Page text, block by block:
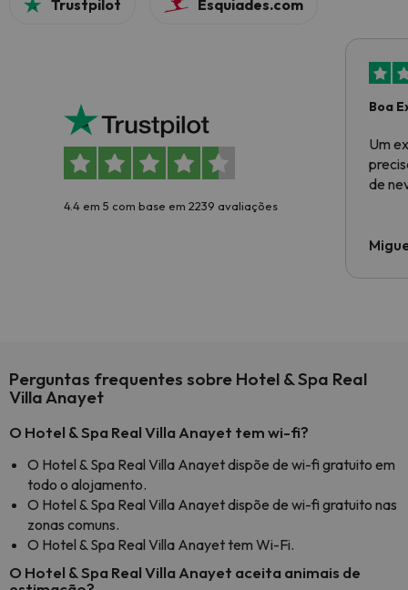
Trustpilot Esquiades.com
4.4 em 5 com base em 2239 avaliações
Boa
Um
de
Perguntas frequentes sobre Hotel & Spa Real
Villa Anayet
O Hotel & Spa Real Villa Anayet tem wi-fi?
O Hotel & Spa Real Villa Anayet dispõe de wi-fi gratuito em
todo o alojamento.
O Hotel & Spa Real Villa Anayet dispõe de wi-fi gratuito nas
zonas comuns.
O Hotel & Spa Real Villa Anayet tem Wi-Fi.
O Hotel & Spa Real Villa Anayet aceita animais de